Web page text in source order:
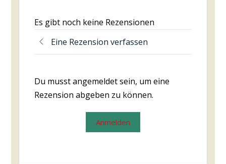
Es gibt noch keine Rezensionen
Eine Rezension verfassen
Du musst angemeldet sein, um eine
Rezension abgeben zu können.
Anmelden